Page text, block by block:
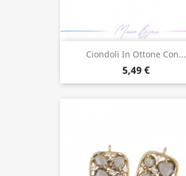
Ciondoli In Ottone Con...
5,49 €